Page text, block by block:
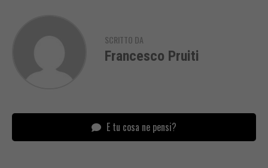
SCRITTO DA
Francesco Pruiti
E tu cosa ne pensi?